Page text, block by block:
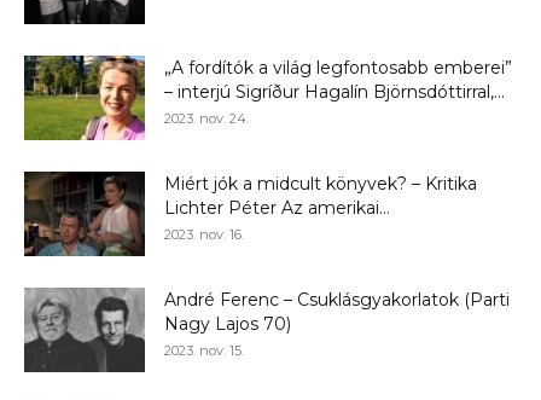
„A fordítók a világ legfontosabb emberei”
– interjú Sigríður Hagalín Björnsdóttirral,...
2023. nov. 24.
Miért jók a midcult könyvek? – Kritika
Lichter Péter Az amerikai...
2023. nov. 16.
André Ferenc – Csuklásgyakorlatok (Parti
Nagy Lajos 70)
2023. nov. 15.